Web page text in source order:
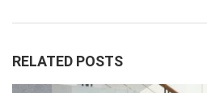
RELATED POSTS